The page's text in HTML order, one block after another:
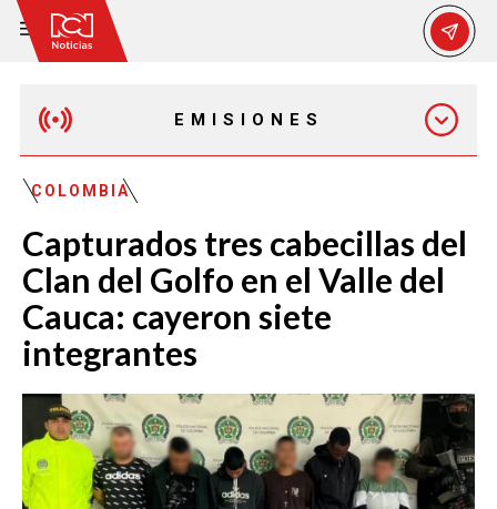
EMISIONES
EMISIÓN 12:30 PM
EMISIÓN 7:00 PM
EMISIÓN 11:30 PM
COLOMBIA
Capturados tres cabecillas del
Clan del Golfo en el Valle del
Cauca: cayeron siete
integrantes